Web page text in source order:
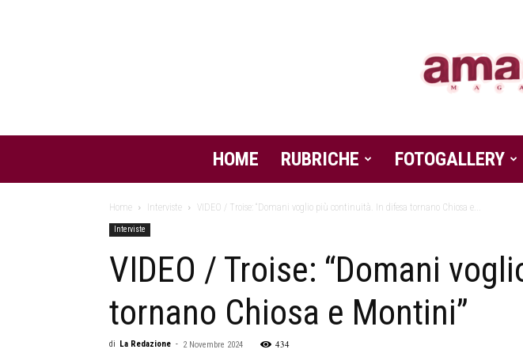
HOME RUBRICHE FOTOGALLERY
Home Interviste VIDEO / Troise: “Domani voglio più continuità. In difesa tornano Chiosa e...
Interviste
VIDEO / Troise: “Domani
tornano Chiosa e Montini”
di La Redazione - 2 Novembre 2024 434